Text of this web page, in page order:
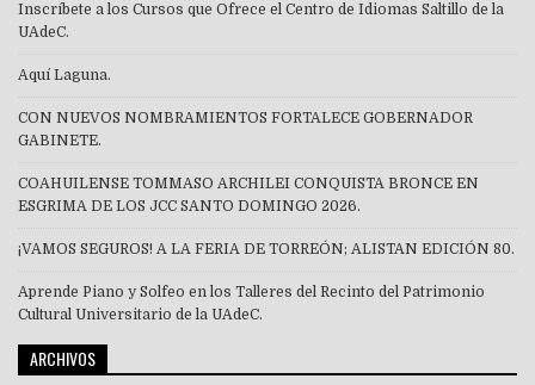
Inscríbete a los Cursos que Ofrece el Centro de Idiomas Saltillo de la
UAdeC.
Aquí Laguna.
CON NUEVOS NOMBRAMIENTOS FORTALECE GOBERNADOR
GABINETE.
COAHUILENSE TOMMASO ARCHILEI CONQUISTA BRONCE EN
ESGRIMA DE LOS JCC SANTO DOMINGO 2026.
¡VAMOS SEGUROS! A LA FERIA DE TORREÓN; ALISTAN EDICIÓN 80.
Aprende Piano y Solfeo en los Talleres del Recinto del Patrimonio
Cultural Universitario de la UAdeC.
ARCHIVOS